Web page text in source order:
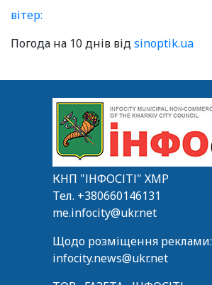
вітер:
Погода на 10 днів відsinoptik.ua
КНП "ІНФОСІТІ" ХМР
Тел. +380660146131
me.infocity@ukr.net
Щодо розміщення реклами:
infocity.news@ukr.net